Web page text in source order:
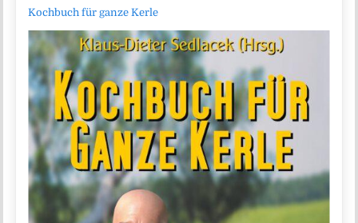
Kochbuch für ganze Kerle